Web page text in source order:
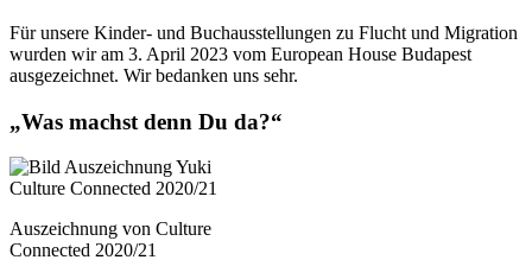
Für unsere Kinder- und Buchausstellungen zu Flucht und Migration
wurden wir am 3. April 2023 vom European House Budapest
ausgezeichnet. Wir bedanken uns sehr.
„Was machst denn Du da?“
Auszeichnung von Culture
Connected 2020/21